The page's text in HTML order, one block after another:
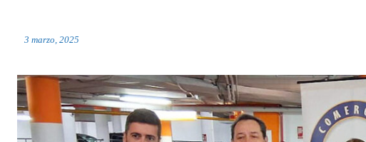
3 marzo, 2025